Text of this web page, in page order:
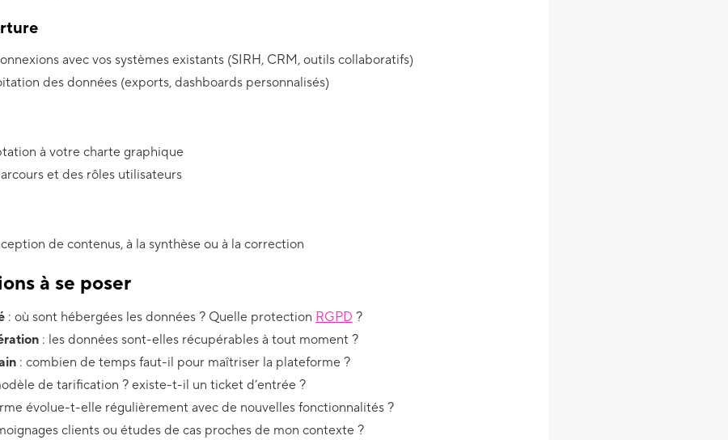
avec vos systèmes existants (SIRH, CRM, outils collaboratifs)
des données (exports, dashboards personnalisés)
à votre charte graphique
et des rôles utilisateurs
de contenus, à la synthèse ou à la correction
à se poser
: où sont hébergées les données ? Quelle protection RGPD ?
: les données sont-elles récupérables à tout moment ?
: combien de temps faut-il pour maîtriser la plateforme ?
de tarification ? existe-t-il un ticket d’entrée ?
évolue-t-elle régulièrement avec de nouvelles fonctionnalités ?
clients ou études de cas proches de mon contexte ?